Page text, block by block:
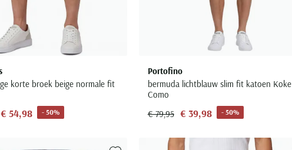
korte broek beige normale fit
€ 54,98 - 50%
Portofino
bermuda lichtblauw slim fit katoen Koke
Como
€ 79,95 € 39,98 - 50%